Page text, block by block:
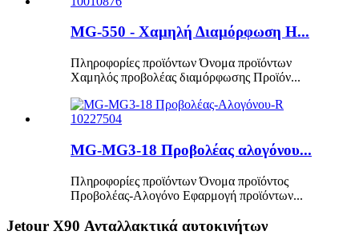
MG-550 - Χαμηλή Διαμόρφωση H...
Πληροφορίες προϊόντων Όνομα προϊόντων
Χαμηλός προβολέας διαμόρφωσης Προϊόν...
MG-MG3-18 Προβολέας αλογόνου...
Πληροφορίες προϊόντων Όνομα προϊόντος
Προβολέας-Αλογόνο Εφαρμογή προϊόντων...
Jetour X90 Ανταλλακτικά αυτοκινήτων